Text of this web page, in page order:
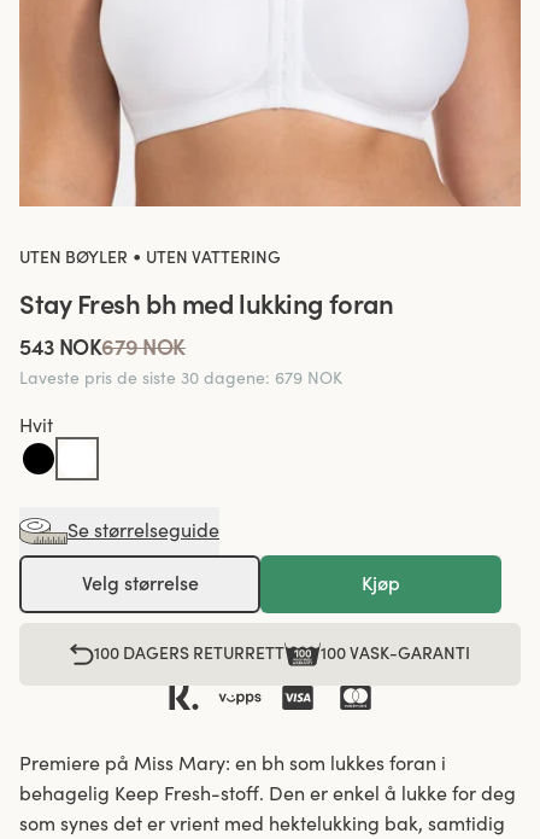
UTEN BØYLER • UTEN VATTERING
Stay Fresh bh med lukking foran
543 NOK679 NOK
Laveste pris de siste 30 dagene: 679 NOK
Hvit
Se størrelseguide
Velg størrelse Kjøp
100 DAGERS RETURRETT 100 VASK-GARANTI
Premiere på Miss Mary: en bh som lukkes foran i
behagelig Keep Fresh-stoff. Den er enkel å lukke for deg
som synes det er vrient med hektelukking bak, samtidig